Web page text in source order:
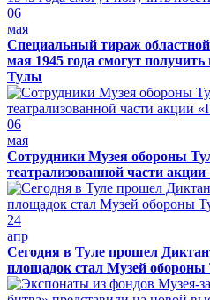
06
мая
Специальный тираж
мая 1945 года смогут
Тулы
06
мая
Сотрудники Музея обороны
театрализованной части
24
апр
Сегодня в Туле прошел
площадок стал Музей